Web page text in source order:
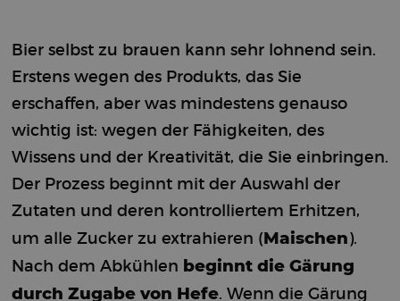
Bier selbst zu brauen kann sehr lohnend sein.
Erstens wegen des Produkts, das Sie
erschaffen, aber was mindestens genauso
wichtig ist: wegen der Fähigkeiten, des
Wissens und der Kreativität, die Sie einbringen.
Der Prozess beginnt mit der Auswahl der
Zutaten und deren kontrolliertem Erhitzen,
um alle Zucker zu extrahieren (Maischen ).
Nach dem Abkühlen beginnt die Gärung
durch Zugabe von Hefe. Wenn die Gärung